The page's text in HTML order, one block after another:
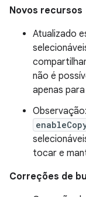
Novos recursos
Atualizado
não é
apenas
tocar e
Correções de